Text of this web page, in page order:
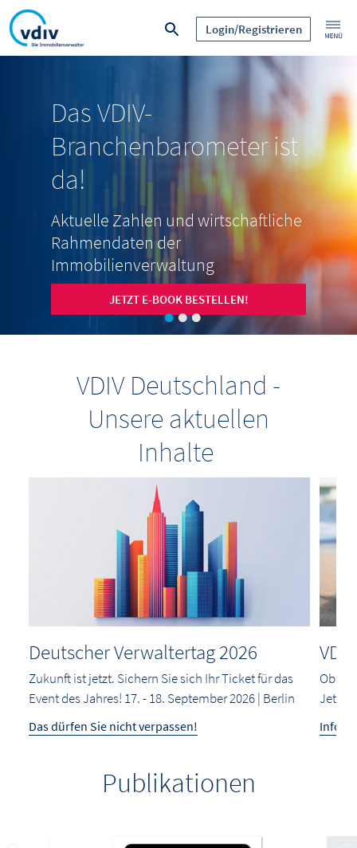
Login/Registrieren
Das VDIV-
Branchenbarometer ist
da!
Aktuelle Zahlen und wirtschaftliche
Rahmendaten der
Immobilienverwaltung
JETZT E-BOOK BESTELLEN!
VDIV Deutschland -
Unsere aktuellen
Inhalte
Deutscher Verwaltertag 2026
Zukunft ist jetzt. Sichern Sie sich Ihr Ticket für das
Event des Jahres! 17. - 18. September 2026 | Berlin
Das dürfen Sie nicht verpassen!
Ob
Jetzt
Infos
Publikationen